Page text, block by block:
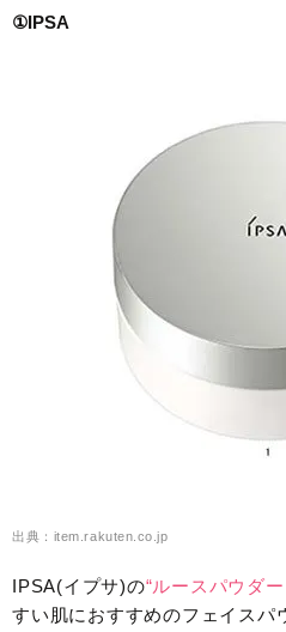
①IPSA
出典：item.rakuten.co.jp
IPSA(イプサ)の“ルースパウダー
すい肌におすすめのフェイスパ